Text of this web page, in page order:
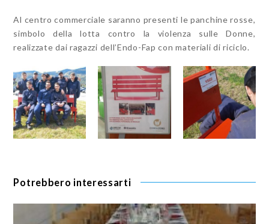
Al centro commerciale saranno presenti le panchine rosse,
simbolo della lotta contro la violenza sulle Donne,
realizzate dai ragazzi dell’Endo-Fap con materiali di riciclo.
Potrebbero interessarti